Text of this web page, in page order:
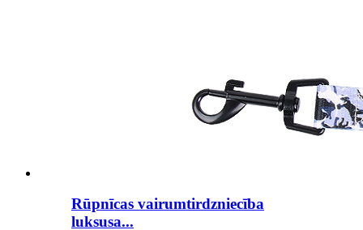
Rūpnīcas vairumtirdzniecība
luksusa...